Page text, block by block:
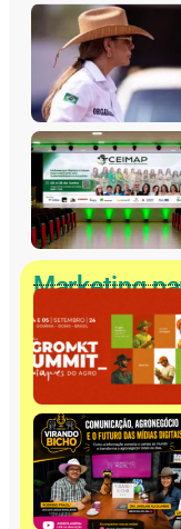
Marketing